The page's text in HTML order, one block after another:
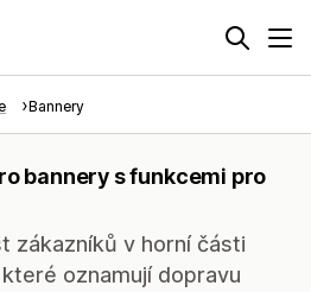
Bannery
bannery s funkcemi pro
zákazníků v horní části
oznamují dopravu